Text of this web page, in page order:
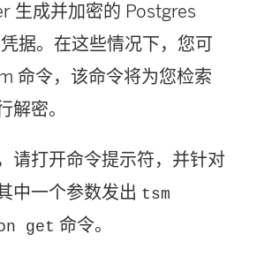
生成并加密的 Postgres
据。在这些情况下，您可
命令，该命令将为您检索
解密。
请打开命令提示符，并针对
中一个参数发出 tsm
get 命令。